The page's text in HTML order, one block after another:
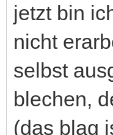
jetzt bin
nicht
selbst
blechen,
(das blag